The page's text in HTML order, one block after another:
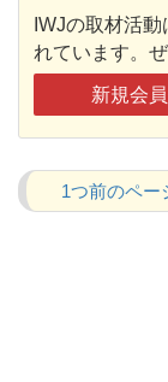
IWJの取材活
れています。
新規会
1つ前のペー